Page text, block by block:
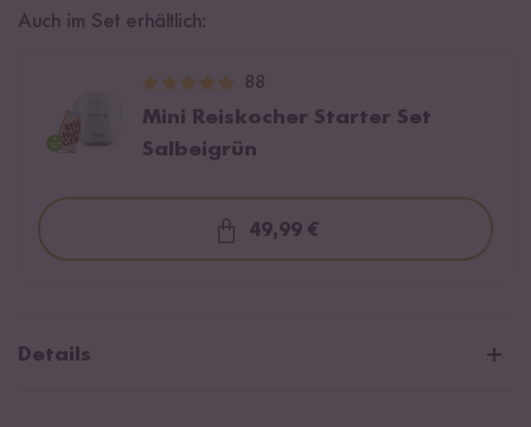
Auch im Set erhältlich:
88
Mini Reiskocher Starter Set
Salbeigrün
Loading...
49,99 €
Details